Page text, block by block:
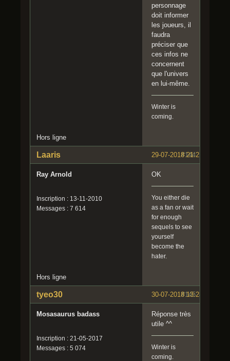
personnage
doit informer
les joueurs, il
faudra
préciser que
ces infos ne
concernent
que l'univers
en lui-même.
Winter is
coming.
Hors ligne
#144
29-07-2018 21:21:54
Laaris
Ray Arnold
Inscription : 13-11-2010
Messages : 7 614
OK
You either die
as a fan or wait
for enough
sequels to see
yourself
become the
hater.
Hors ligne
#145
30-07-2018 13:28:35
tyeo30
Mosasaurus badass
Inscription : 21-05-2017
Messages : 5 074
Réponse très
utile ^^
Winter is
coming.